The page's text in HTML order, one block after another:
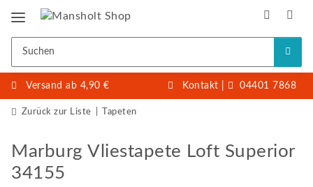
Versand ab 4,90 € Kontakt 04401 7868
Zurück zur Liste Tapeten
Marburg Vliestapete Loft Superior
34155